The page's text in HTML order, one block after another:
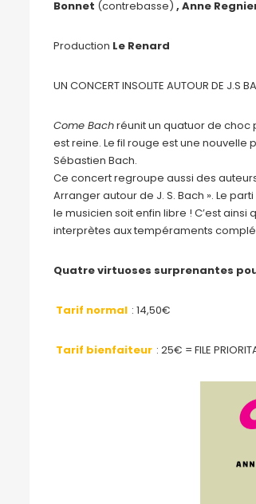
Bonnet (contrebasse) , Anne
Production Le Renard
UN CONCERT INSOLITE AUTOUR DE J.S
Come Bachréunit un quatuor de choc
est reine. Le fil rouge est une
Sébastien Bach.
Ce concert regroupe aussi des
Arranger autour de J. S. Bach ». Le
le musicien soit enfin libre ! C’est
interprètes aux tempéraments
Quatre virtuoses surprenantes
Tarif normal : 14,50€
Tarif bienfaiteur : 25€ = FILE